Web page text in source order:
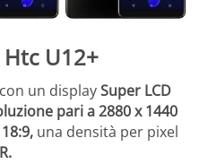
U12+
un displaySuper LCD
pari a 2880 x 1440
una densità per pixel